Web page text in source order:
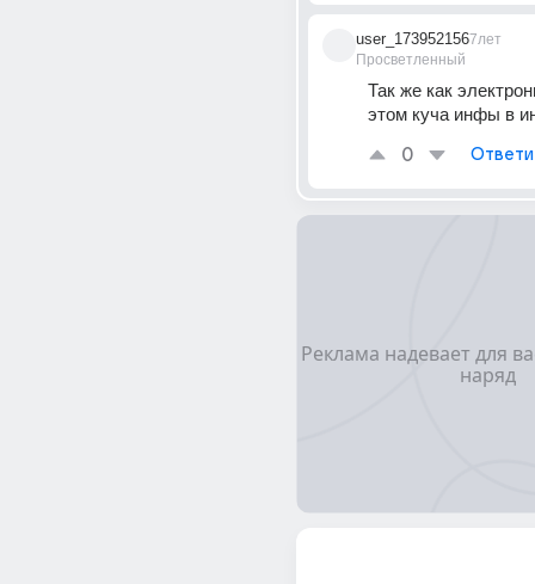
user_173952156
Просветленный
7лет
Так же как
этом куча инфы в
0